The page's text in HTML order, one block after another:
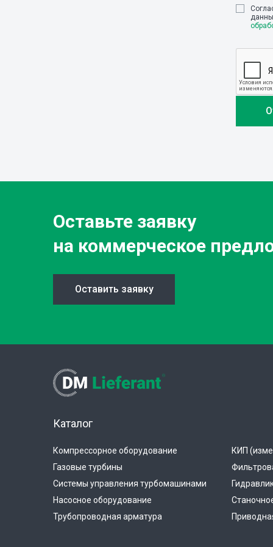
Оставьте заявку
на коммерческое
Оставить заявку
Каталог
Компрессорное оборудование
Газовые турбины
Системы управления турбомашинами
Насосное оборудование
Трубопроводная арматура
КИП